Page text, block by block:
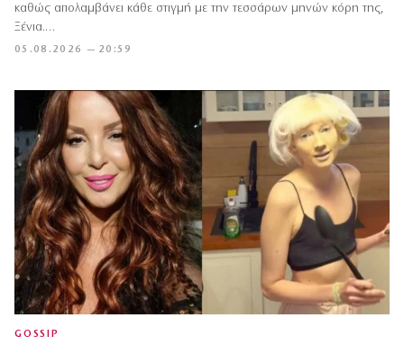
05.08.2026 — 20:59
καθώς απολαμβάνει κάθε στιγμή με την τεσσάρων μηνών κόρη της,
Ξένια.…
GOSSIP